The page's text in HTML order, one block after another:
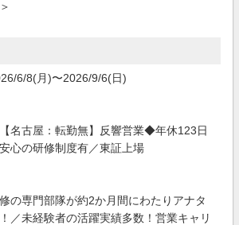
6/8(月)〜2026/9/6(日)
名古屋：転勤無】反響営業◆年休123日
心の研修制度有／東証上場
の専門部隊が約2か月間にわたりアナタ
／未経験者の活躍実績多数！営業キャリ